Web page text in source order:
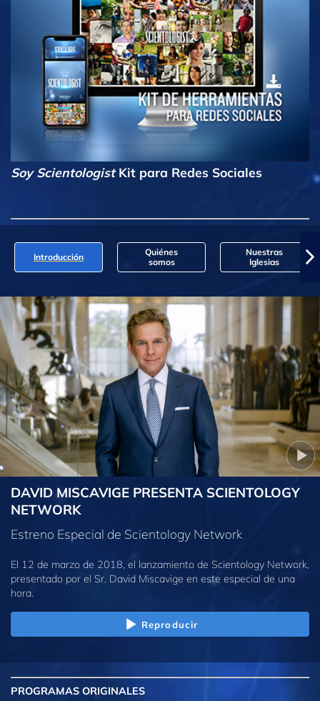
Soy ScientologistKit para Redes Sociales
Introducción
Quiénes
somos
Nuestras
Iglesias
DAVID MISCAVIGE PRESENTA SCIENTOLOGY
NETWORK
Estreno Especial de Scientology Network
El 12 de marzo de 2018, el lanzamiento de Scientology Network,
presentado por el Sr. David Miscavige en este especial de una
hora.
Reproducir
PROGRAMAS ORIGINALES